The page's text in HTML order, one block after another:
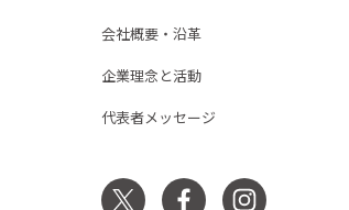
会社概要・沿革
企業理念と活動
代表者メッセージ